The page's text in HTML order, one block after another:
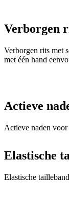
Verborgen
Verborgen rits met
met één hand
Actieve
Actieve naden voor
Elastische
Elastische